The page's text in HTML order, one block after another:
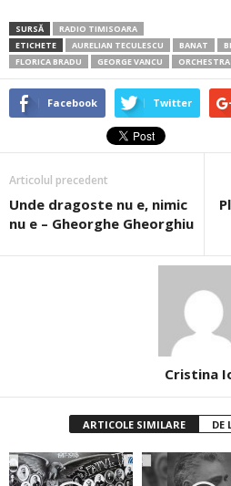
SURSĂ
RADIO TIMISOARA
ETICHETE
AURELIAN TECULESCU BANAT
FLORICA BRADU
GEORGE VANCU
Facebook Twitter
Articolul precedent
Unde dragoste nu e, nimic
nu e – Gheorghe Gheorghiu
Cristina
ARTICOLE SIMILARE DE